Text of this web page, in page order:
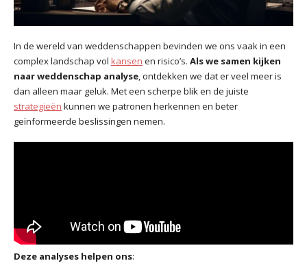
In de wereld van weddenschappen bevinden we ons vaak in een
complex landschap vol kansen en risico’s. Als we samen kijken
naar weddenschap analyse, ontdekken we dat er veel meer is
dan alleen maar geluk. Met een scherpe blik en de juiste
strategieën kunnen we patronen herkennen en beter
geïnformeerde beslissingen nemen.
Deze analyses helpen ons: